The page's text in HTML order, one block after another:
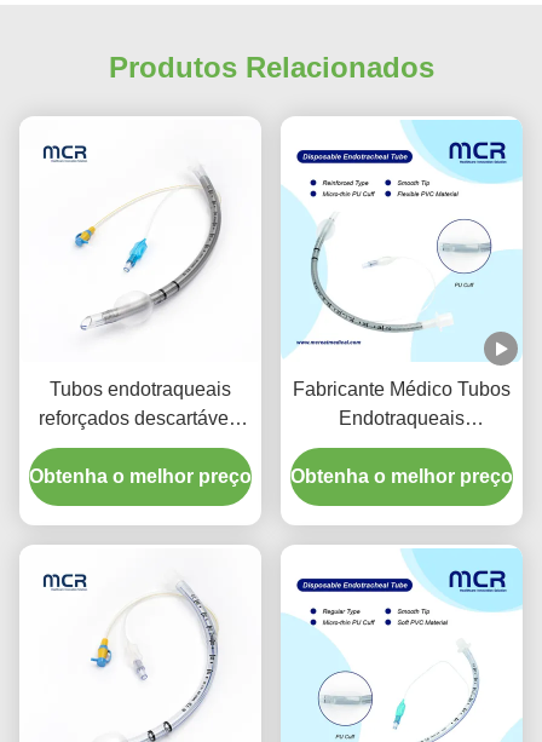
Produtos Relacionados
Tubos endotraqueais
reforçados descartáveis
com porta de sucção para
prevenção de VAP
Obtenha o melhor preço
Fabricante Médico Tubos
Endotraqueais
Reforçados descartáveis
Sem DEHP
Obtenha o melhor preço